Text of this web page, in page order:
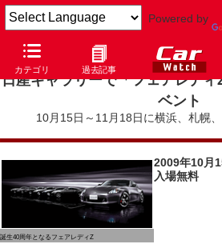
Powered by
カテゴリ 過去記事
日産ギャラリーで「フェアレデ
ベント
10月15日～11月18日に横浜、札幌
誕生40周年となるフェアレディZ
2009年10月
入場無料